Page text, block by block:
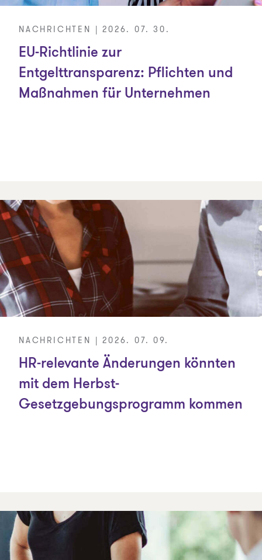
NACHRICHTEN | 2026. 07. 30.
EU-Richtlinie zur
Entgelttransparenz: Pflichten und
Maßnahmen für Unternehmen
NACHRICHTEN | 2026. 07. 09.
HR-relevante Änderungen könnten
mit dem Herbst-
Gesetzgebungsprogramm kommen